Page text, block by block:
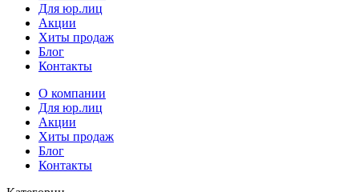
Для юр.лиц
Акции
Хиты продаж
Блог
Контакты
О компании
Для юр.лиц
Акции
Хиты продаж
Блог
Контакты